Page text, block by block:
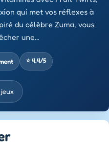
qui met vos réflexes à
du célèbre Zuma, vous
une…
⭐ 4.4/5